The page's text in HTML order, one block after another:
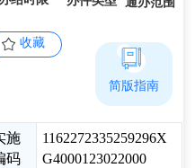
收藏
施
码
1162272335259296X
G4000123022000
简版指南